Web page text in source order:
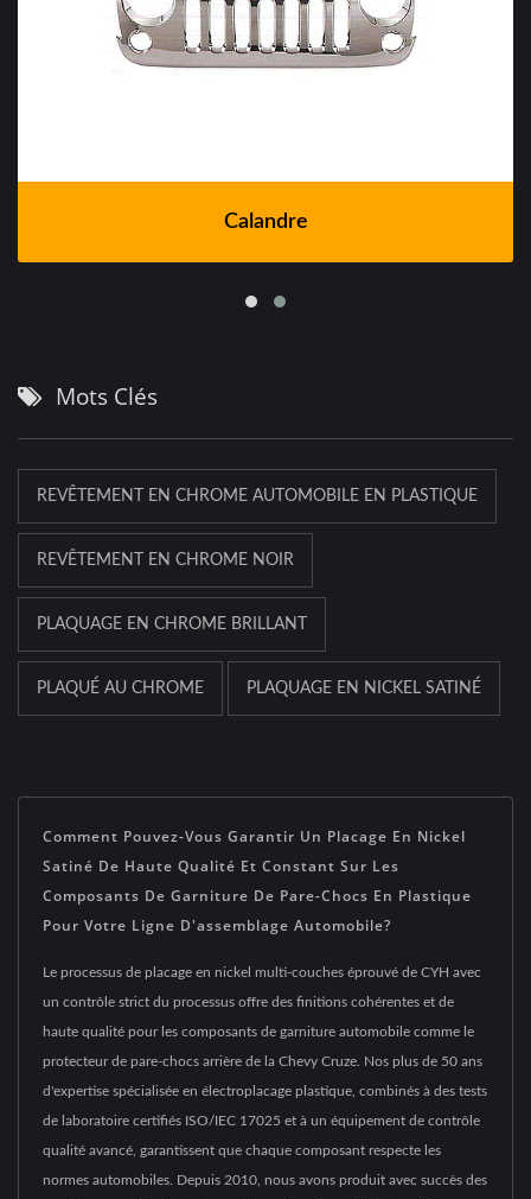
Calandre
Mots Clés
REVÊTEMENT EN CHROME AUTOMOBILE EN PLASTIQUE
REVÊTEMENT EN CHROME NOIR
PLAQUAGE EN CHROME BRILLANT
PLAQUÉ AU CHROME PLAQUAGE EN NICKEL SATINÉ
Comment Pouvez-Vous Garantir Un Placage En Nickel
Satiné De Haute Qualité Et Constant Sur Les
Composants De Garniture De Pare-Chocs En Plastique
Pour Votre Ligne D'assemblage Automobile?
Le processus de placage en nickel multi-couches éprouvé de CYH avec
un contrôle strict du processus offre des finitions cohérentes et de
haute qualité pour les composants de garniture automobile comme le
protecteur de pare-chocs arrière de la Chevy Cruze. Nos plus de 50 ans
d'expertise spécialisée en électroplacage plastique, combinés à des tests
de laboratoire certifiés ISO/IEC 17025 et à un équipement de contrôle
qualité avancé, garantissent que chaque composant respecte les
normes automobiles. Depuis 2010, nous avons produit avec succès des